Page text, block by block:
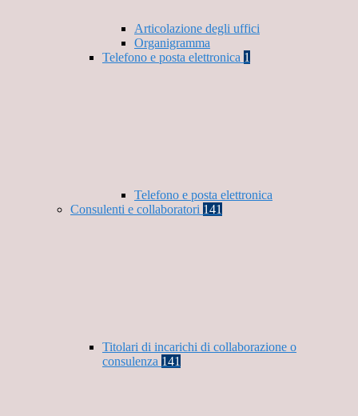
Articolazione degli uffici
Organigramma
Telefono e posta elettronica 1
Telefono e posta elettronica
Consulenti e collaboratori 141
Titolari di incarichi di collaborazione o
consulenza 141